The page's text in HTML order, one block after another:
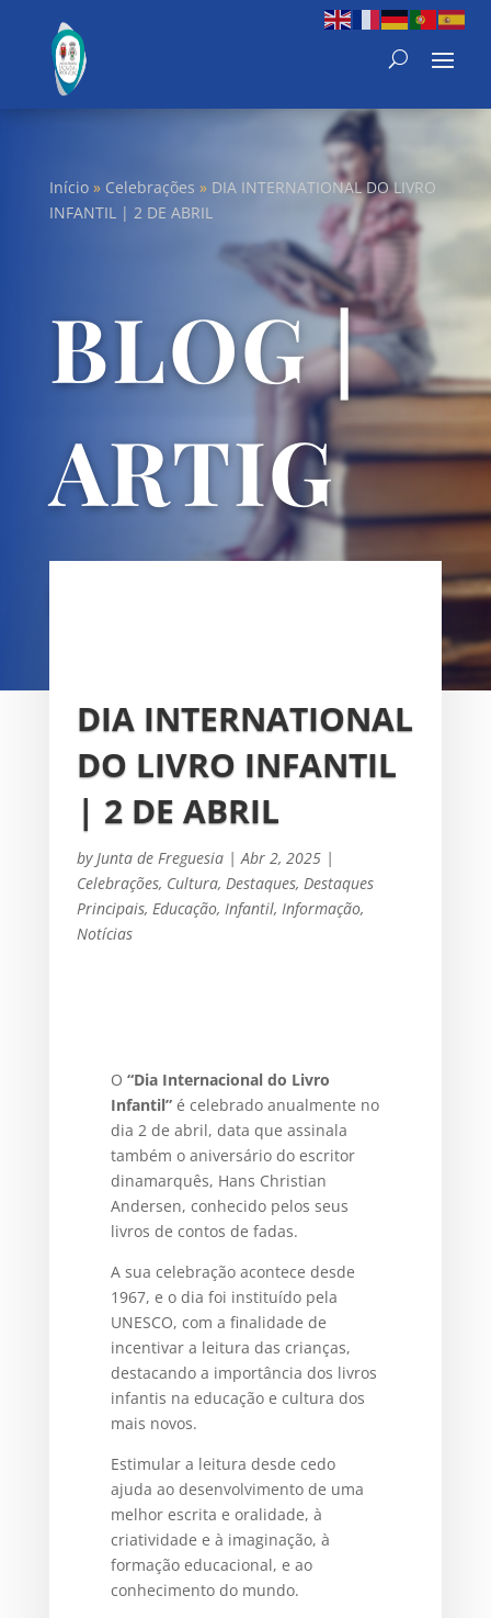
Início» Celebrações » DIA INTERNATIONAL DO LIVRO
INFANTIL | 2 DE ABRIL
BLOG |
ARTIG
OS
DIA INTERNATIONAL
DO LIVRO INFANTIL
| 2 DE ABRIL
by Junta de Freguesia| Abr 2, 2025|
Celebrações, Cultura, Destaques, Destaques
Principais, Educação, Infantil, Informação,
Notícias
O “Dia Internacional do Livro
Infantil”é celebrado anualmente no
dia 2 de abril, data que assinala
também o aniversário do escritor
dinamarquês, Hans Christian
Andersen, conhecido pelos seus
livros de contos de fadas.
A sua celebração acontece desde
1967, e o dia foi instituído pela
UNESCO, com a finalidade de
incentivar a leitura das crianças,
destacando a importância dos livros
infantis na educação e cultura dos
mais novos.
Estimular a leitura desde cedo
ajuda ao desenvolvimento de uma
melhor escrita e oralidade, à
criatividade e à imaginação, à
formação educacional, e ao
conhecimento do mundo.